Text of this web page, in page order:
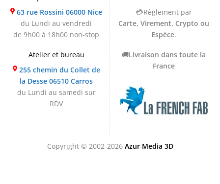
63 rue Rossini 06000 Nice
du Lundi au vendredi
de 9h00 à 18h00 non-stop
Atelier et bureau
255 chemin du Collet de
la Desse 06510 Carros
du Lundi au samedi sur
RDV
💳Règlement par
Carte, Virement, Crypto ou
Espèce.
🚚Livraison dans toute la
France
Copyright © 2002-2026 Azur Media 3D